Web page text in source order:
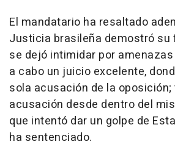
El mandatario ha resaltado
Justicia brasileña demostró su
se dejó intimidar por
a cabo un juicio excelente,
sola acusación de la oposición;
acusación desde dentro del
que intentó dar un golpe de
ha sentenciado.